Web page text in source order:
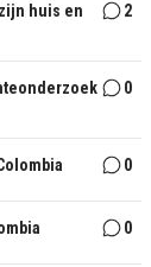
huis en
2
0
0
0